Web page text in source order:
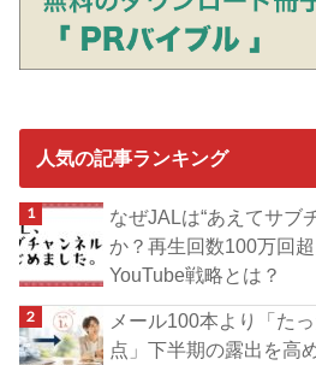
人気の記事ランキング
なぜJALは“あえてサブ
か？再生回数100万回
YouTube戦略とは？
メール100本より「た
点」下半期の露出を高